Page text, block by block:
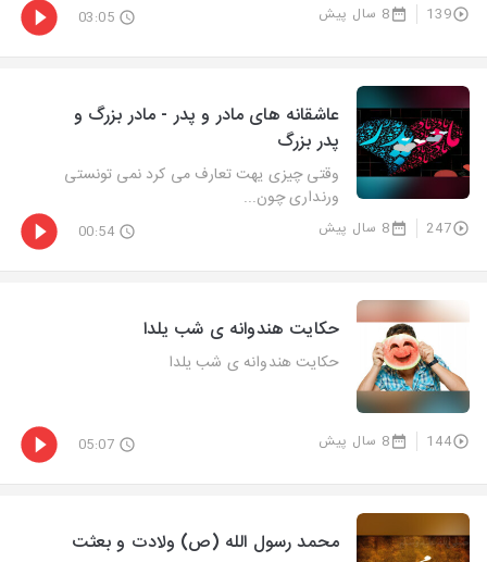
139 8 سال پیش 03:05
عاشقانه های مادر و پدر - مادر بزرگ و
پدر بزرگ
وقتی چیزی یهت تعارف می کرد نمی تونستی
ورنداری چون...
247 8 سال پیش 00:54
حکایت هندوانه ی شب یلدا
حکایت هندوانه ی شب یلدا
144 8 سال پیش 05:07
محمد رسول الله (ص) ولادت و بعثت